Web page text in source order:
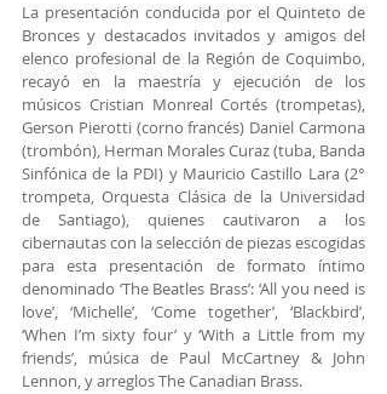
La presentación conducida por el Quinteto de
Bronces y destacados invitados y amigos del
elenco profesional de la Región de Coquimbo,
recayó en la maestría y ejecución de los
músicos Cristian Monreal Cortés (trompetas),
Gerson Pierotti (corno francés) Daniel Carmona
(trombón), Herman Morales Curaz (tuba, Banda
Sinfónica de la PDI) y Mauricio Castillo Lara (2°
trompeta, Orquesta Clásica de la Universidad
de Santiago), quienes cautivaron a los
cibernautas con la selección de piezas escogidas
para esta presentación de formato íntimo
denominado ‘The Beatles Brass’: ‘All you need is
love’, ‘Michelle’, ‘Come together’, ‘Blackbird’,
‘When I’m sixty four’ y ‘With a Little from my
friends’, música de Paul McCartney & John
Lennon, y arreglos The Canadian Brass.